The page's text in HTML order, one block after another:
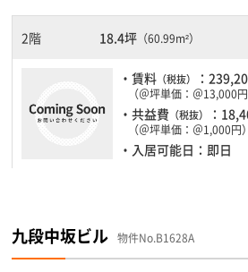
2階 18.4坪（60.99m²）
・賃料 （税抜） ：
（＠坪単価：＠13,000円
・共益費 （税抜） ：
（＠坪単価：＠1,000円）
・入居可能日：即日
九段中坂ビル 物件No.B1628A